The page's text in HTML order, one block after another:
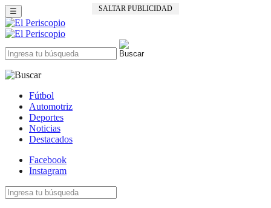
SALTAR PUBLICIDAD
☰
Fútbol
Automotriz
Deportes
Noticias
Destacados
Facebook
Instagram